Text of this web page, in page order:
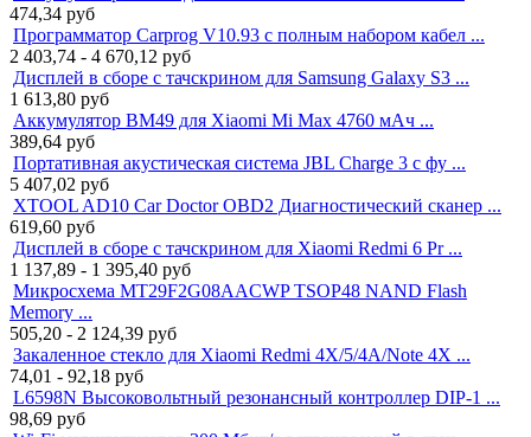
474,34 руб
Программатор Carprog V10.93 с полным набором кабел ...
2 403,74 - 4 670,12 руб
Дисплей в сборе с тачскрином для Samsung Galaxy S3 ...
1 613,80 руб
Аккумулятор BM49 для Xiaomi Mi Max 4760 мАч ...
389,64 руб
Портативная акустическая система JBL Charge 3 с фу ...
5 407,02 руб
XTOOL AD10 Car Doctor OBD2 Диагностический сканер ...
619,60 руб
Дисплей в сборе с тачскрином для Xiaomi Redmi 6 Pr ...
1 137,89 - 1 395,40 руб
Микросхема MT29F2G08AACWP TSOP48 NAND Flash
Memory ...
505,20 - 2 124,39 руб
Закаленное стекло для Xiaomi Redmi 4X/5/4A/Note 4X ...
74,01 - 92,18 руб
L6598N Высоковольтный резонансный контроллер DIP-1 ...
98,69 руб